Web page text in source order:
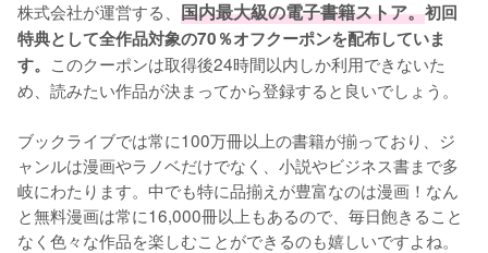
株式会社が運営する、 国内最大級の電子書籍ストア。初回
特典として全作品対象の70％オフクーポンを配布していま
す。 このクーポンは取得後24時間以内しか利用できないた
め、読みたい作品が決まってから登録すると良いでしょう。
ブックライブでは常に100万冊以上の書籍が揃っており、ジ
ャンルは漫画やラノベだけでなく、小説やビジネス書まで多
岐にわたります。中でも特に品揃えが豊富なのは漫画！なん
と無料漫画は常に16,000冊以上もあるので、毎日飽きること
なく色々な作品を楽しむことができるのも嬉しいですよね。